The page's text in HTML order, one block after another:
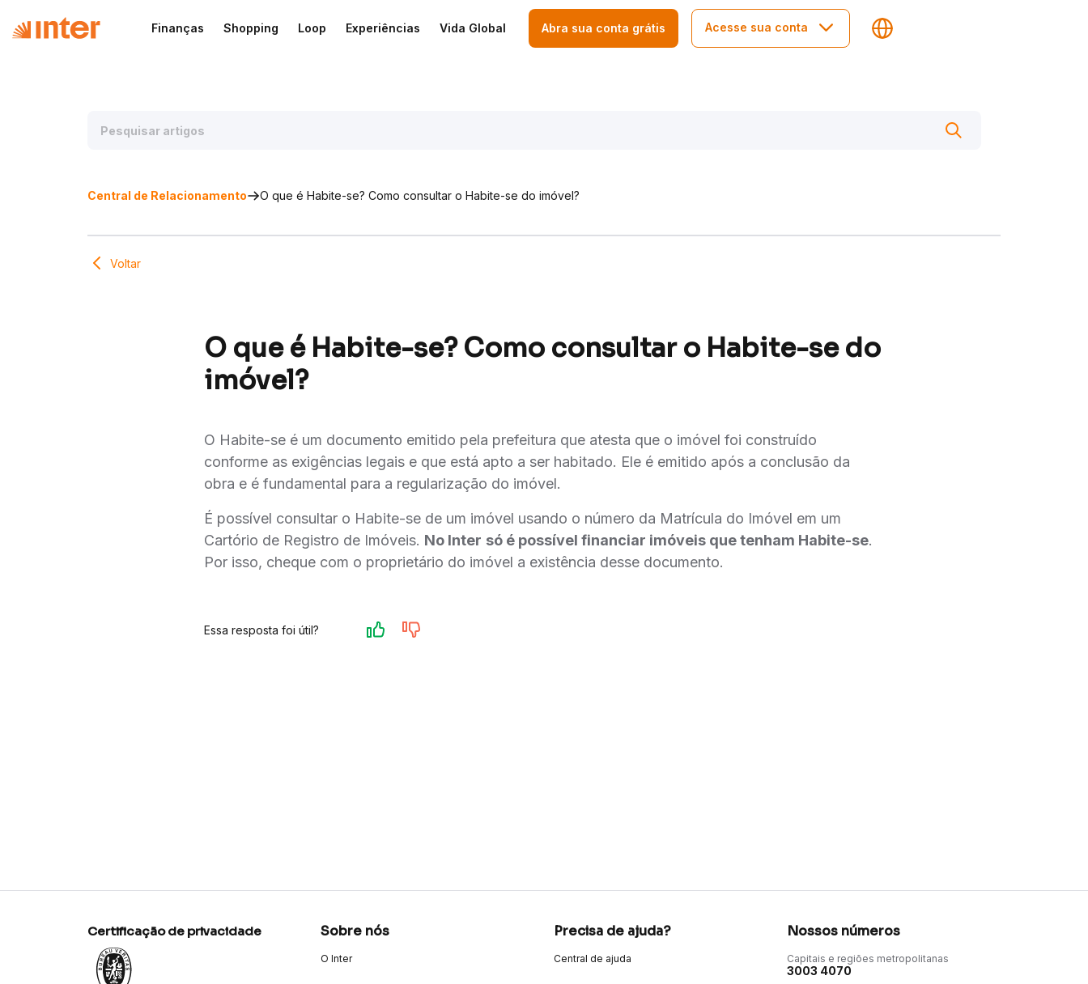
Finanças Shopping Loop Experiências Vida Global Abra sua conta grátis Acesse sua conta
Central de Relacionamento O que é Habite-se? Como consultar o Habite-se do imóvel?
Voltar
O que é Habite-se? Como consultar o Habite-se do
imóvel?
O Habite-se é um documento emitido pela prefeitura que atesta que o imóvel foi construído
conforme as exigências legais e que está apto a ser habitado. Ele é emitido após a conclusão da
obra e é fundamental para a regularização do imóvel.
É possível consultar o Habite-se de um imóvel usando o número da Matrícula do Imóvel em um
Cartório de Registro de Imóveis. No Inter só é possível financiar imóveis que tenham Habite-se.
Por isso, cheque com o proprietário do imóvel a existência desse documento.
Essa resposta foi útil?
Certificação de privacidade Sobre nós
O Inter
Precisa de ajuda?
Central de ajuda
Nossos números
Capitais e regiões metropolitanas
3003 4070